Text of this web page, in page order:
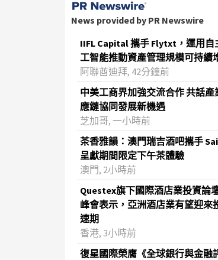
News provided by PR Newswire
IIFL Capital 攜手 Flytxt，運用自
工智能推動資產管理規模可持續
阿聯酋迪拜, 42分鐘前
中美工商界加強交流合作 共話產
應鏈協同發展新機遇
芝加哥, 一小時前
茶香雅韻：澳門瑞吉酒吧攜手
呈獻期間限定下午茶體驗
澳門, 2小時前
Questex旗下國際酒店業投資論
峰會表示，亞洲酒店業有望迎來
速期
香港, 3小時前
復星國際榮膺《全球銀行與金融